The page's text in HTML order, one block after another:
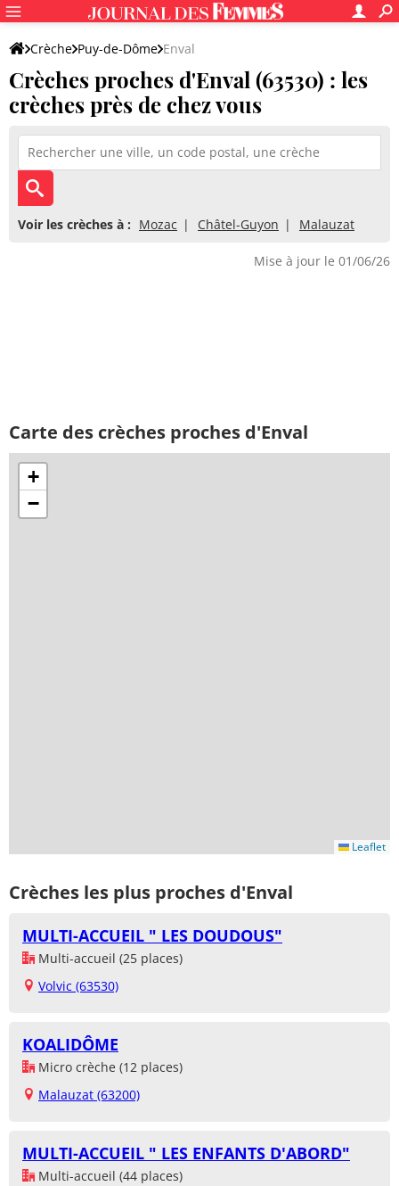
Crèche Puy-de-Dôme Enval
Crèches proches d'Enval (63530) : les
crèches près de chez vous
Voir les crèches à : Mozac Châtel-Guyon Malauzat
Mise à jour le 01/06/26
Carte des crèches proches d'Enval
+
−
Leaflet
Crèches les plus proches d'Enval
MULTI-ACCUEIL " LES DOUDOUS"
Multi-accueil (25 places)
Volvic (63530)
KOALIDÔME
Micro crèche (12 places)
Malauzat (63200)
MULTI-ACCUEIL " LES ENFANTS D'ABORD"
Multi-accueil (44 places)